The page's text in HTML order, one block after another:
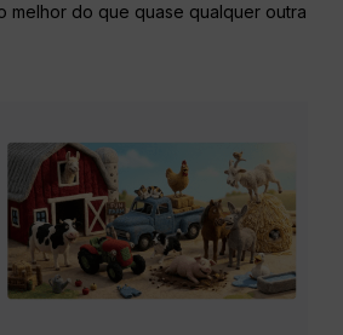
melhor do que quase qualquer outra